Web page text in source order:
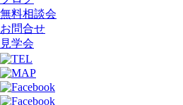
無料相談会
お問合せ
見学会